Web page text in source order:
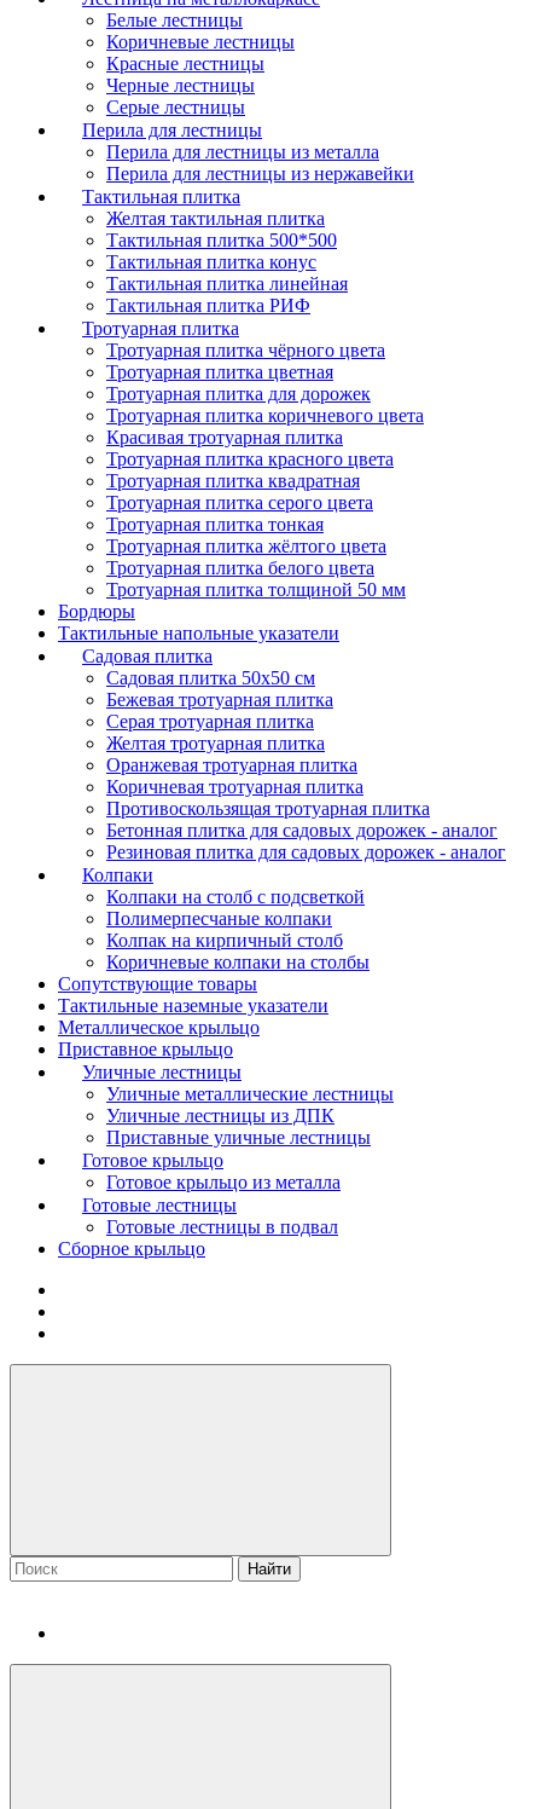
Белые лестницы
Коричневые лестницы
Красные лестницы
Черные лестницы
Серые лестницы
Перила для лестницы
Перила для лестницы из металла
Перила для лестницы из нержавейки
Тактильная плитка
Желтая тактильная плитка
Тактильная плитка 500*500
Тактильная плитка конус
Тактильная плитка линейная
Тактильная плитка РИФ
Тротуарная плитка
Тротуарная плитка чёрного цвета
Тротуарная плитка цветная
Тротуарная плитка для дорожек
Тротуарная плитка коричневого цвета
Красивая тротуарная плитка
Тротуарная плитка красного цвета
Тротуарная плитка квадратная
Тротуарная плитка серого цвета
Тротуарная плитка тонкая
Тротуарная плитка жёлтого цвета
Тротуарная плитка белого цвета
Тротуарная плитка толщиной 50 мм
Бордюры
Тактильные напольные указатели
Садовая плитка
Садовая плитка 50х50 см
Бежевая тротуарная плитка
Серая тротуарная плитка
Желтая тротуарная плитка
Оранжевая тротуарная плитка
Коричневая тротуарная плитка
Противоскользящая тротуарная плитка
Бетонная плитка для садовых дорожек - аналог
Резиновая плитка для садовых дорожек - аналог
Колпаки
Колпаки на столб с подсветкой
Полимерпесчаные колпаки
Колпак на кирпичный столб
Коричневые колпаки на столбы
Сопутствующие товары
Тактильные наземные указатели
Металлическое крыльцо
Приставное крыльцо
Уличные лестницы
Уличные металлические лестницы
Уличные лестницы из ДПК
Приставные уличные лестницы
Готовое крыльцо
Готовое крыльцо из металла
Готовые лестницы
Готовые лестницы в подвал
Сборное крыльцо
Найти